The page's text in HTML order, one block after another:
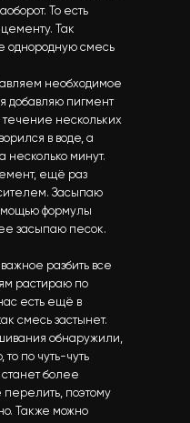
То есть
Так
однородную смесь
необходимое
добавляю пигмент
нескольких
в воде, а
несколько минут.
ещё раз
Засыпаю
формулы
засыпаю песок.
разбить все
растираю по
есть ещё в
смесь застынет.
обнаружили,
по чуть-чуть
более
поэтому
Также можно